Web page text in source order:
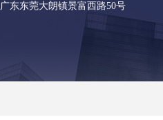
广东东莞大朗镇景富西路50号